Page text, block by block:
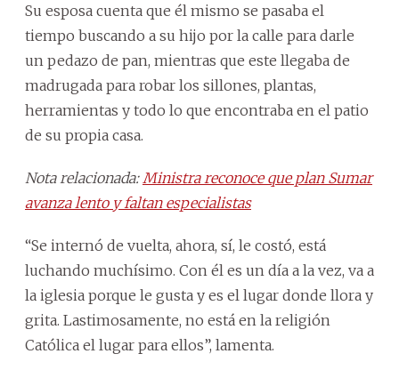
Su esposa cuenta que él mismo se pasaba el
tiempo buscando a su hijo por la calle para darle
un pedazo de pan, mientras que este llegaba de
madrugada para robar los sillones, plantas,
herramientas y todo lo que encontraba en el patio
de su propia casa.
Nota relacionada: Ministra reconoce que plan Sumar
avanza lento y faltan especialistas
“Se internó de vuelta, ahora, sí, le costó, está
luchando muchísimo. Con él es un día a la vez, va a
la iglesia porque le gusta y es el lugar donde llora y
grita. Lastimosamente, no está en la religión
Católica el lugar para ellos”, lamenta.